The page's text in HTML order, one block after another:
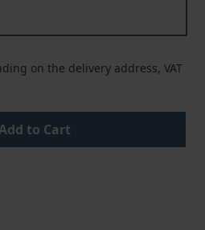
on the delivery address, VAT
to Cart